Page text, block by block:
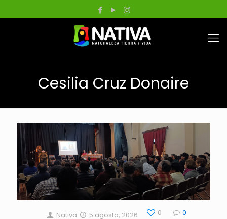
Cesilia Cruz Donaire
Nativa 5 agosto, 2026 0 0